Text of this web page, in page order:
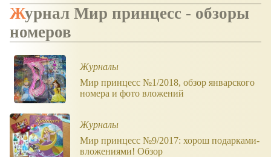
Журнал Мир принцесс - обзоры
номеров
Журналы
Мир принцесс №1/2018, обзор январского
номера и фото вложений
Журналы
Мир принцесс №9/2017: хорош подарками-
вложениями! Обзор